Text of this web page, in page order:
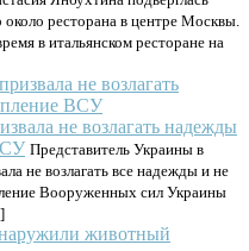
ресторана в центре Москвы.
в итальянском ресторане на
не возлагать надежды
Представитель Украины в
не возлагать все надежды и не
Вооруженных сил Украины